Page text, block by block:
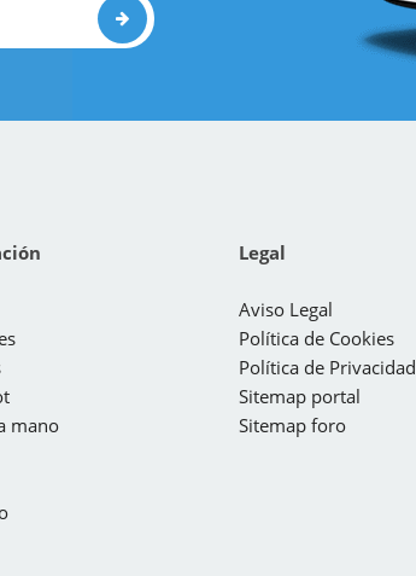
mano
Legal
Aviso Legal
Política de Cookies
Política de Privacidad
Sitemap portal
Sitemap foro